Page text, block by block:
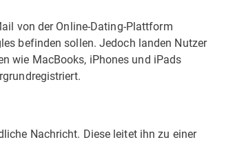
von der Online-Dating-Plattform
befinden sollen. Jedoch landen Nutzer
wie MacBooks, iPhones und iPads
Nachricht. Diese leitet ihn zu einer